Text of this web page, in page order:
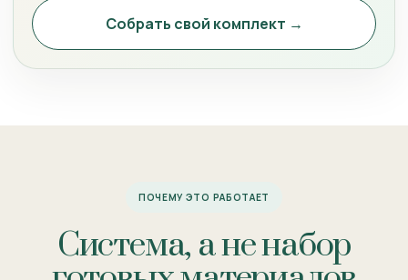
Собрать свой комплект →
ПОЧЕМУ ЭТО РАБОТАЕТ
Система, а не набор